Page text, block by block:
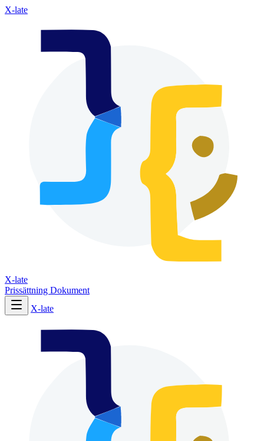
X-late
X-late
Prissättning Dokument
X-late